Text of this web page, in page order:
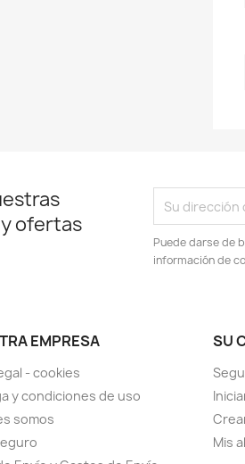
ofertas
Puede darse de
información de
EMPRESA
- cookies
y condiciones de uso
somos
SU
Mis